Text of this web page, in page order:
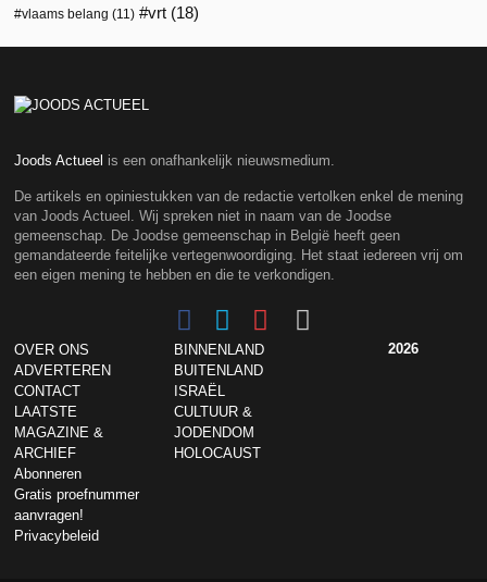
vlaams belang (11) vrt (18)
Joods Actueel is een onafhankelijk nieuwsmedium.
De artikels en opiniestukken van de redactie vertolken enkel de mening
van Joods Actueel. Wij spreken niet in naam van de Joodse
gemeenschap. De Joodse gemeenschap in België heeft geen
gemandateerde feitelijke vertegenwoordiging. Het staat iedereen vrij om
een eigen mening te hebben en die te verkondigen.
OVER ONS
ADVERTEREN
CONTACT
LAATSTE
MAGAZINE &
ARCHIEF
Abonneren
Gratis proefnummer
aanvragen!
Privacybeleid
BINNENLAND
BUITENLAND
ISRAËL
CULTUUR &
JODENDOM
HOLOCAUST
2026